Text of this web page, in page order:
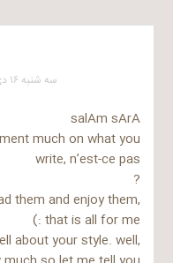
سه شنبه ۱۶ دی ۱۳۸۲ در ۷:۰۲ قبل از ظهر
salAm sArA
much on what you
write, n’est-ce pas
?
them and enjoy them,
that is all for me :)
about your style. well,